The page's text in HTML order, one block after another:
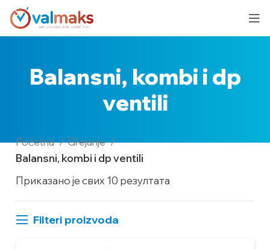
Balansni, kombi i dp
ventili
Početna
Grejanje
Balansni, kombi i dp ventili
Приказано је свих 10 резултата
Filteri proizvoda